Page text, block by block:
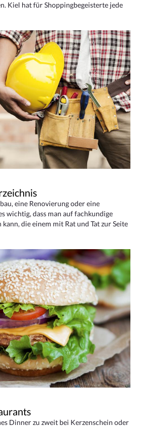
Kiel hat für Shoppingbegeisterte jede
eine Renovierung oder eine
wichtig, dass man auf fachkundige
die einem mit Rat und Tat zur Seite
Dinner zu zweit bei Kerzenschein oder